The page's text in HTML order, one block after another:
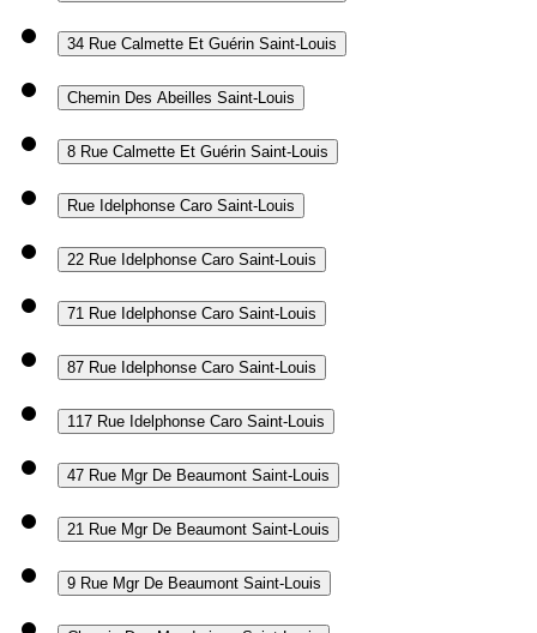
34 Rue Calmette Et Guérin Saint-Louis
Chemin Des Abeilles Saint-Louis
8 Rue Calmette Et Guérin Saint-Louis
Rue Idelphonse Caro Saint-Louis
22 Rue Idelphonse Caro Saint-Louis
71 Rue Idelphonse Caro Saint-Louis
87 Rue Idelphonse Caro Saint-Louis
117 Rue Idelphonse Caro Saint-Louis
47 Rue Mgr De Beaumont Saint-Louis
21 Rue Mgr De Beaumont Saint-Louis
9 Rue Mgr De Beaumont Saint-Louis